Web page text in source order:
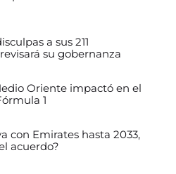
a sus 211
su gobernanza
Oriente impactó en el
1
con Emirates hasta 2033,
acuerdo?